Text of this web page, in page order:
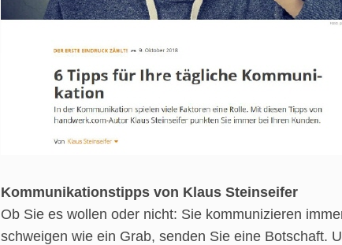
Kommunikationstipps von Klaus Steinseifer
Ob Sie es wollen oder nicht: Sie kommunizieren
schweigen wie ein Grab, senden Sie eine Botschaft.